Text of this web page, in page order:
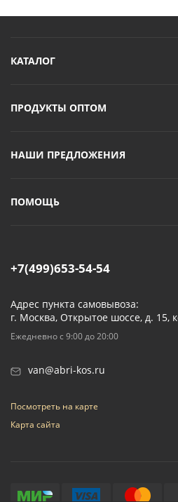
КАТАЛОГ
ПРОДУКТЫ ОПТОМ
НАШИ ПРЕДЛОЖЕНИЯ
ПОМОЩЬ
+7(499)653-54-54
Адрес пункта самовывоза:
г. Москва, Открытое шоссе, д. 15,
Ежедневно с 9:00 до 20:00
van@abri-kos.ru
Посмотреть на карте
Карта сайта